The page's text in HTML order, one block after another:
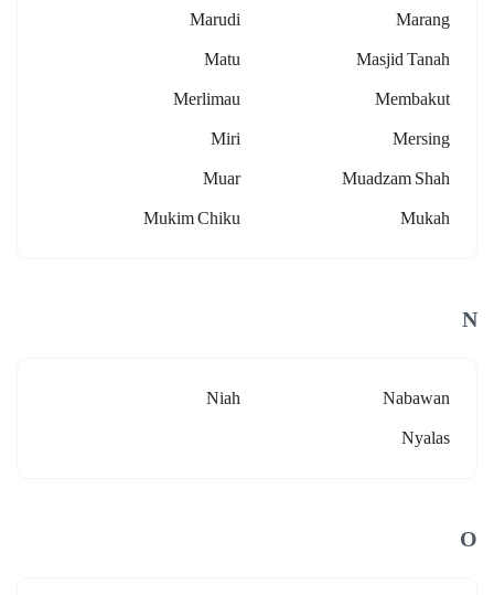
Marang
Marudi
Masjid Tanah
Matu
Membakut
Merlimau
Mersing
Miri
Muadzam Shah
Muar
Mukah
Mukim Chiku
N
Nabawan
Niah
Nyalas
O